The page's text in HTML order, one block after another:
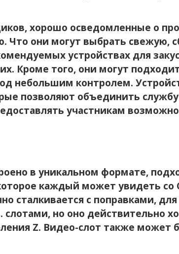
хорошо осведомленные о
Что они могут выбрать свежую,
устройствах для
Кроме того, они могут
небольшим контролем.
позволяют объединить
участникам
в уникальном формате,
каждый может увидеть со
сталкивается с поправками,
слотами, но оно действительно
Z. Видео-слот также может